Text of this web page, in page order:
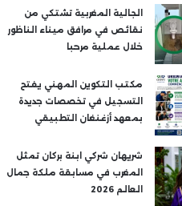
الجالية المغربية تشتكي من
نقائص في مرافق ميناء الناظور
خلال عملية مرحبا
مكتب التكوين المهني يفتح
التسجيل في تخصصات جديدة
بمعهد أزغنغان التطبيقي
شريهان شركي ابنة بركان تمثل
المغرب في مسابقة ملكة جمال
العالم 2026